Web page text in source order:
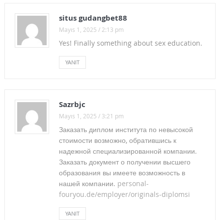
13 ARALIK’TA ANKARA’DAYIZ
5.DONİZETTİ KLASİK MÜZİK ÖDÜLLERİ SAHİPLERİNİ BULDU
BİNLERCE KİŞİYİ ÖLDÜREN SİSTEM TÜRKİYE’DE
2015 BÜTÇE YASA TASARISI HAKKINDA GÖRÜŞ VE
ÖNERİLERİMİZ TBMM’YE SUNDUK
2015 BÜTÇESİ VE EMEKÇİLERİN KRİZİ…
YANGINDAN MAL KAÇIRIYORLAR!
2014-15 SATIŞ SÖZLEŞMESİ ve BÜTÇE
BASINA VE KAMUOYUNA…
situs gudangbet88
Mayıs 1, 2025 / 2:13 pm
Yes! Finally something about sex education.
YANIT
Sazrbjc
Mayıs 1, 2025 / 3:21 pm
Заказать диплом института по невысокой
стоимости возможно, обратившись к
надежной специализированной компании.
Заказать документ о получении высшего
образования вы имеете возможность в
нашей компании. personal-
fouryou.de/employer/originals-diplomsi
YANIT